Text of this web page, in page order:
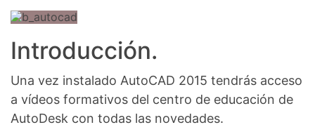
Introducción.
Una vez instalado AutoCAD 2015 tendrás acceso
a vídeos formativos del centro de educación de
AutoDesk con todas las novedades.